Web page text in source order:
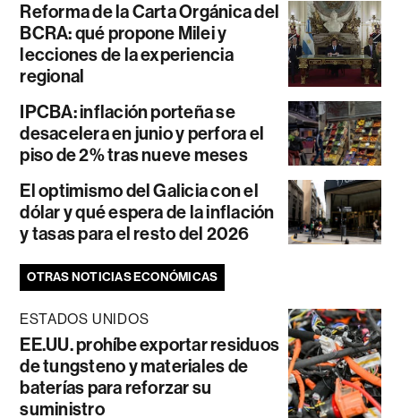
Reforma de la Carta Orgánica del
BCRA: qué propone Milei y
lecciones de la experiencia
regional
IPCBA: inflación porteña se
desacelera en junio y perfora el
piso de 2% tras nueve meses
El optimismo del Galicia con el
dólar y qué espera de la inflación
y tasas para el resto del 2026
OTRAS NOTICIAS ECONÓMICAS
ESTADOS UNIDOS
EE.UU. prohíbe exportar residuos
de tungsteno y materiales de
baterías para reforzar su
suministro